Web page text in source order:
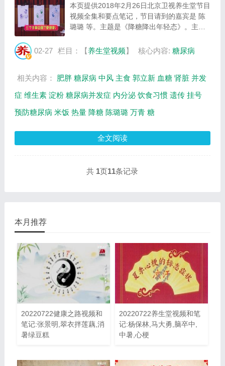
本页提供2018年2月26日北京卫视养生堂节目
视频全集和要点笔记，节目请到的嘉宾是 陈
璐璐 等。主题是《降糖降出年轻态》。主要
关内容，百年养生网提供视频全集的在线观看
02-27 栏目：【养生堂视频】 核心内容: 糖尿病
相关内容： 肥胖 糖尿病 中风 主食 郭立新 血糖 肾脏 并发
症 维生素 淀粉 糖尿病并发症 内分泌 饮食习惯 遗传 挂号
预防糖尿病 米饭 热量 降糖 陈璐璐 万青 糖
全文阅读
共 1页11条记录
本月推荐
20220722健康之路视频和
笔记:张景明,翠衣拌莲藕,消
暑绿豆糕
20220722养生堂视频和笔
记:杨保林,马大勇,脑卒中,
中暑,心梗